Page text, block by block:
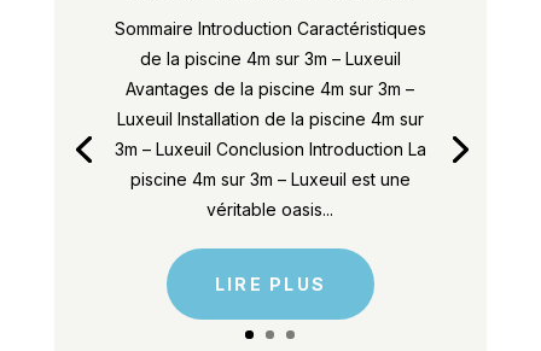
Sommaire Introduction Caractéristiques
de la piscine 4m sur 3m – Luxeuil
Avantages de la piscine 4m sur 3m –
Luxeuil Installation de la piscine 4m sur
3m – Luxeuil Conclusion Introduction La
piscine 4m sur 3m – Luxeuil est une
véritable oasis...
LIRE PLUS